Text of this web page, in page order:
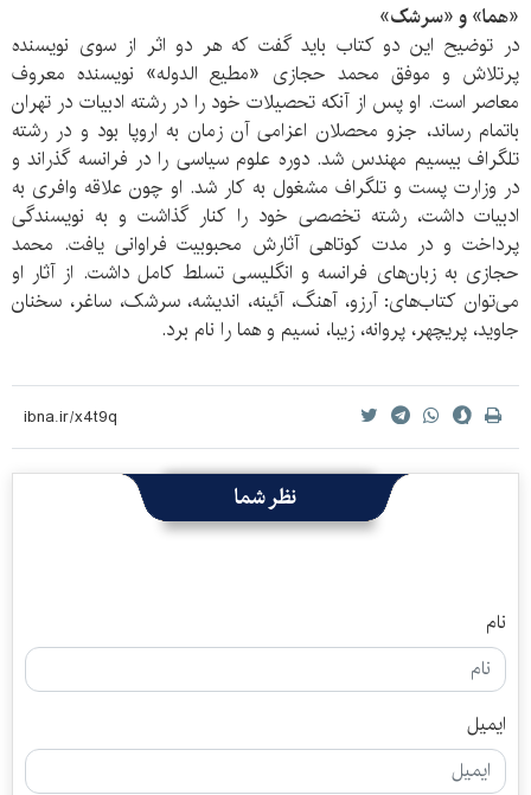
«هما» و «سرشک»
در توضیح این دو کتاب باید گفت که هر دو اثر از سوی نویسنده
پر‌تلاش و موفق محمد حجازی «‌مطيع الدوله‌» نويسنده معروف
معاصر است. او پس از آنكه تحصيلات خود را در رشته ادبيات در تهران
باتمام رساند، جزو محصلان اعزامی آن زمان به اروپا بود و در رشته
تلگراف بيسيم مهندس شد. دوره علوم سياسی را در فرانسه گذراند و
در وزارت پست و تلگراف مشغول به كار شد. او چون علاقه وافری به
ادبيات داشت، رشته تخصصی خود را كنار گذاشت و به نويسندگی
پرداخت و در مدت كوتاهی آثارش محبوبيت فراوانی يافت. محمد
حجازی به زبان‌های فرانسه و انگليسی تسلط كامل داشت. از آثار او
می‌‌توان كتاب‌های: آرزو، آهنگ، آئينه، انديشه، سرشک، ساغر، سخنان
جاويد، پريچهر، پروانه، زيبا، نسيم و هما را نام برد.
نظر شما
نام
ایمیل